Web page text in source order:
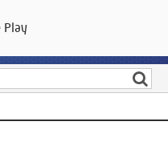
ГТРК «Ивтелерадио»
Play